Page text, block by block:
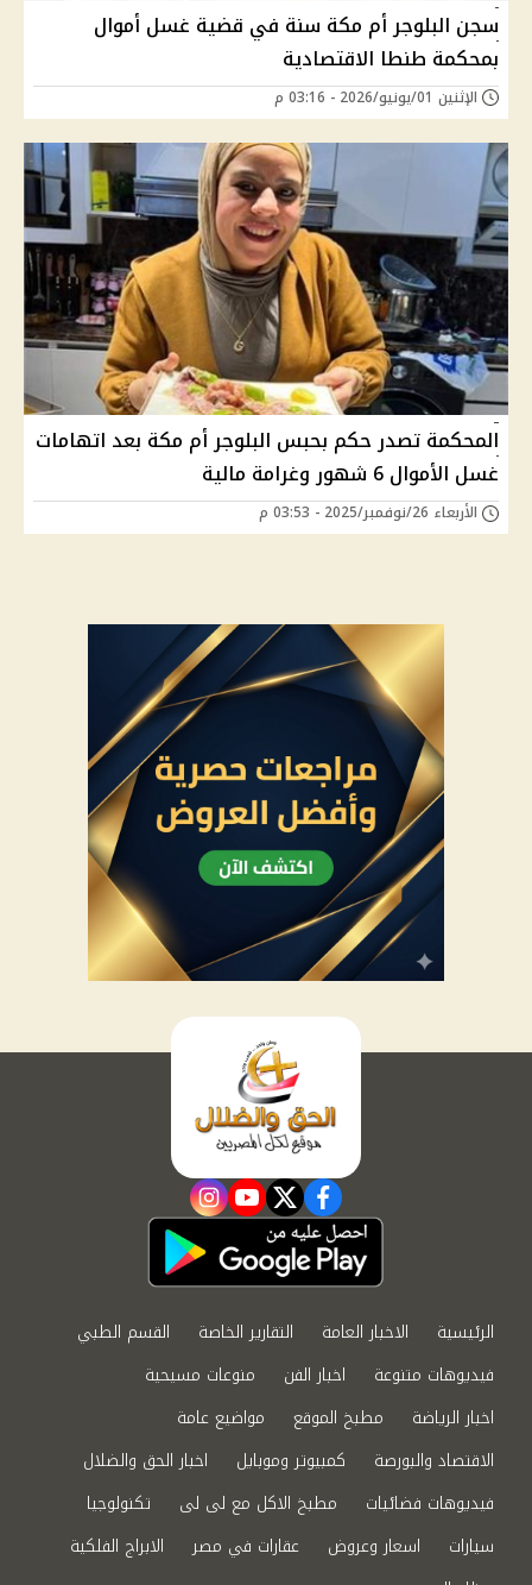
سجن البلوجر أم مكة سنة في قضية غسل أموال
بمحكمة طنطا الاقتصادية
الإثنين 01/يونيو/2026 - 03:16 م
المحكمة تصدر حكم بحبس البلوجر أم مكة بعد اتهامات
غسل الأموال 6 شهور وغرامة مالية
الأربعاء 26/نوفمبر/2025 - 03:53 م
facebook
twitter
youtube
instagram
الرئيسية الاخبار العامة التقارير الخاصة
القسم الطبي
فيديوهات متنوعة
اخبار الفن
منوعات مسيحية
اخبار الرياضة
مطبخ الموقع
مواضيع عامة
الاقتصاد والبورصة
كمبيوتر وموبايل
اخبار الحق والضلال
فيديوهات فضائيات
مطبخ الاكل مع لى لى
تكنولوجيا
سيارات
اسعار وعروض عقارات في مصر
الابراج الفلكية